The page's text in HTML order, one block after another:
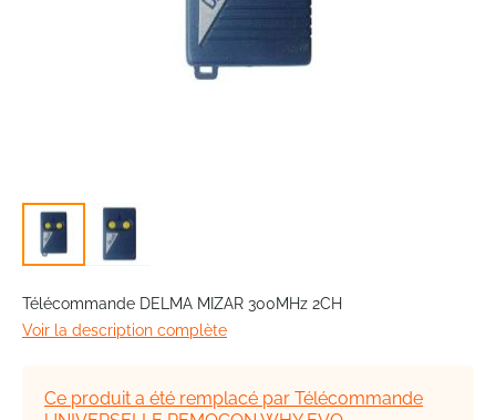
to
the
beginning
images
Télécommande DELMA MIZAR 300MHz 2CH
Voir la description complète
Ce produit a été remplacé par Télécommande